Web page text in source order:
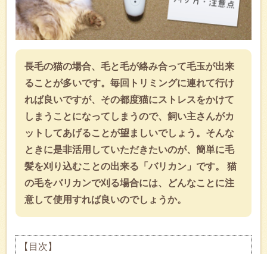
長毛の猫の場合、毛と毛が絡み合って毛玉が出来
ることが多いです。毎回トリミングに連れて行け
れば良いですが、その都度猫にストレスをかけて
しまうことになってしまうので、飼い主さんがカ
ットしてあげることが望ましいでしょう。そんな
ときに是非活用していただきたいのが、簡単に毛
髪を刈り込むことの出来る「バリカン」です。 猫
の毛をバリカンで刈る場合には、どんなことに注
意して使用すれば良いのでしょうか。
【目次】